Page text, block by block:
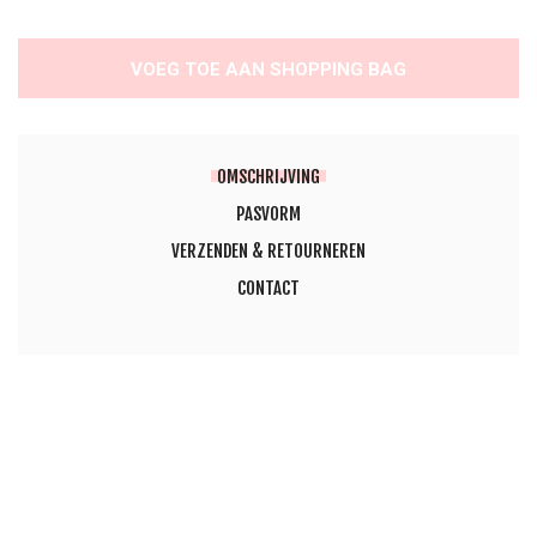
OMSCHRIJVING
PASVORM
VERZENDEN & RETOURNEREN
CONTACT
VOEG TOE AAN SHOPPING BAG